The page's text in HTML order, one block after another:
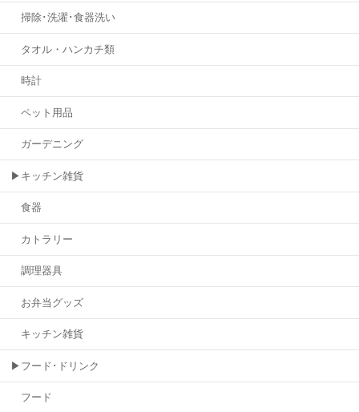
掃除･洗濯･食器洗い
タオル・ハンカチ類
時計
ペット用品
ガーデニング
▶キッチン雑貨
食器
カトラリー
調理器具
お弁当グッズ
キッチン雑貨
▶フード･ドリンク
フード